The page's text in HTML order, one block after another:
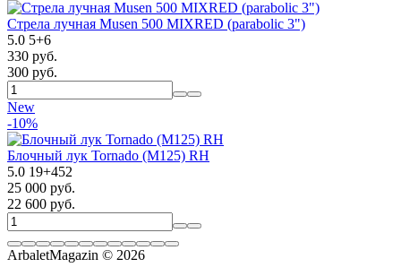
Стрела лучная Musen 500 MIXRED (parabolic 3")
5.0 5+6
330 руб.
300 руб.
New
-10%
Блочный лук Tornado (M125) RH
5.0 19+452
25 000 руб.
22 600 руб.
ArbaletMagazin © 2026